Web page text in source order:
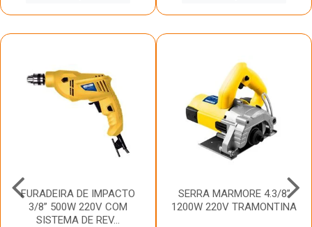
FURADEIRA DE IMPACTO
3/8” 500W 220V COM
SISTEMA DE REV...
SERRA MARMORE 4.3/8”
1200W 220V TRAMONTINA